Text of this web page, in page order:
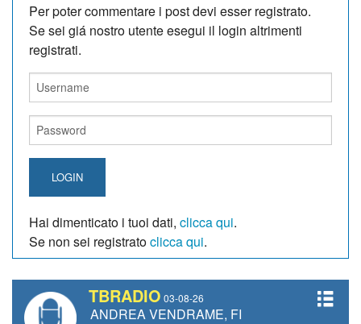
Per poter commentare i post devi esser registrato.
Se sei giá nostro utente esegui il login altrimenti
registrati.
LOGIN
Hai dimenticato i tuoi dati, clicca qui.
Se non sei registratoclicca qui.
TBRADIO 03-08-26
ANDREA VENDRAME, FILIPPO FIORELLI